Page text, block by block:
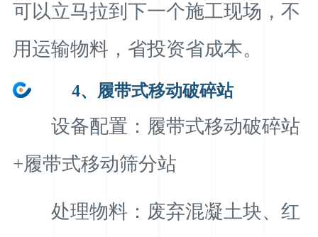
可以立马拉到下一个施工现场，不
用运输物料，省投资省成本。
4、履带式移动破碎站
设备配置：履带式移动破碎站
+履带式移动筛分站
处理物料：废弃混凝土块、红